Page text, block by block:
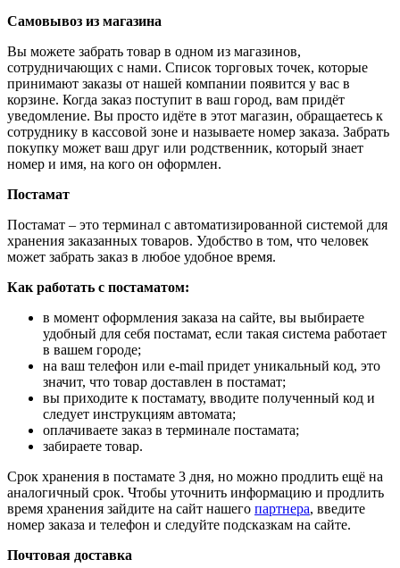
Самовывоз из магазина
Вы можете забрать товар в одном из магазинов,
сотрудничающих с нами. Список торговых точек, которые
принимают заказы от нашей компании появится у вас в
корзине. Когда заказ поступит в ваш город, вам придёт
уведомление. Вы просто идёте в этот магазин, обращаетесь к
сотруднику в кассовой зоне и называете номер заказа. Забрать
покупку может ваш друг или родственник, который знает
номер и имя, на кого он оформлен.
Постамат
Постамат – это терминал с автоматизированной системой для
хранения заказанных товаров. Удобство в том, что человек
может забрать заказ в любое удобное время.
Как работать с постаматом:
в момент оформления заказа на сайте, вы выбираете
удобный для себя постамат, если такая система работает
в вашем городе;
на ваш телефон или e-mail придет уникальный код, это
значит, что товар доставлен в постамат;
вы приходите к постамату, вводите полученный код и
следует инструкциям автомата;
оплачиваете заказ в терминале постамата;
забираете товар.
Срок хранения в постамате 3 дня, но можно продлить ещё на
аналогичный срок. Чтобы уточнить информацию и продлить
время хранения зайдите на сайт нашего партнера, введите
номер заказа и телефон и следуйте подсказкам на сайте.
Почтовая доставка